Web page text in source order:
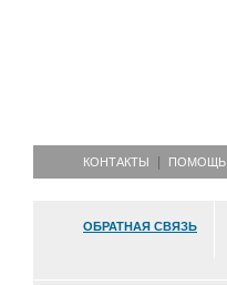
КОНТАКТЫ ПОМОЩЬ
ОБРАТНАЯ СВЯЗЬ